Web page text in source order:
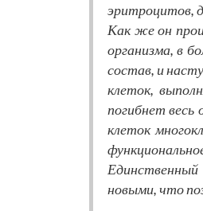
эритроцитов,
Как же он
организма, в
состав, и
клеток,
погибнет весь
клеток
Единственный
новыми, что